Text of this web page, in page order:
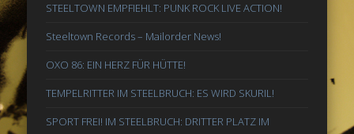
STEELTOWN EMPFIEHLT: PUNK ROCK LIVE ACTION!
Steeltown Records – Mailorder News!
OXO 86: EIN HERZ FÜR HÜTTE!
TEMPELRITTER IM STEELBRUCH: ES WIRD SKURIL!
SPORT FREI! IM STEELBRUCH: DRITTER PLATZ IM